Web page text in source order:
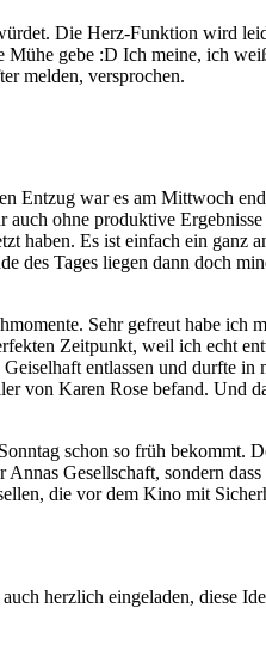
Die Herz-Funktion wird
gebe :D Ich meine, ich
melden, versprochen.
Entzug war es am Mittwoch
ohne produktive
Es ist einfach ein ganz
des Tages liegen dann doch
Sehr gefreut habe ich
Zeitpunkt, weil ich echt
entlassen und durfte
von Karen Rose befand. Und
schon so früh bekommt.
Gesellschaft, sondern
die vor dem Kino mit
herzlich eingeladen, diese